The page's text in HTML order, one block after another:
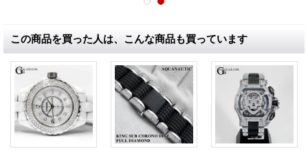
この商品を買った人は、こんな商品も買っています